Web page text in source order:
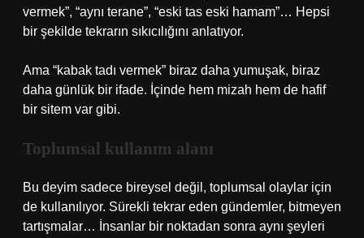
vermek”, “aynı terane”, “eski tas eski hamam”… Hepsi
bir şekilde tekrarın sıkıcılığını anlatıyor.
Ama “kabak tadı vermek” biraz daha yumuşak, biraz
daha günlük bir ifade. İçinde hem mizah hem de hafif
bir sitem var gibi.
Toplumsal kullanım alanı
Bu deyim sadece bireysel değil, toplumsal olaylar için
de kullanılıyor. Sürekli tekrar eden gündemler, bitmeyen
tartışmalar… İnsanlar bir noktadan sonra aynı şeyleri